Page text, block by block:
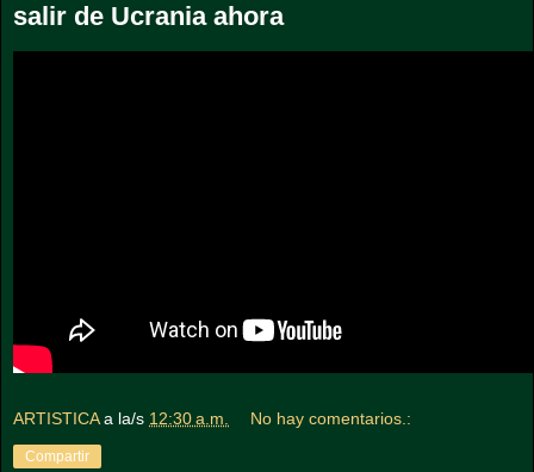
salir de Ucrania ahora
ARTISTICA a la/s 12:30 a.m. No hay comentarios.:
Compartir